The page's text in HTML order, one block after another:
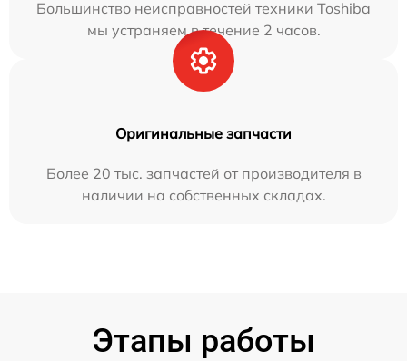
Большинство неисправностей техники Toshiba
мы устраняем в течение 2 часов.
Оригинальные запчасти
Более 20 тыс. запчастей от производителя в
наличии на собственных складах.
Этапы работы